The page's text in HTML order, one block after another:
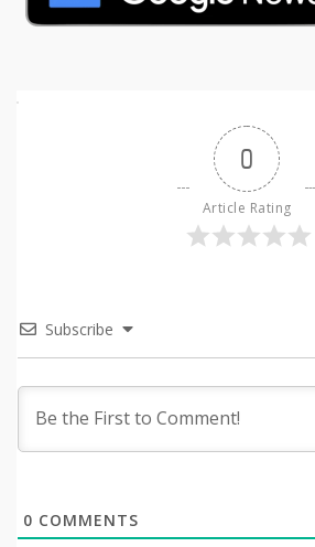
0
Article Rating
Subscribe
0 COMMENTS